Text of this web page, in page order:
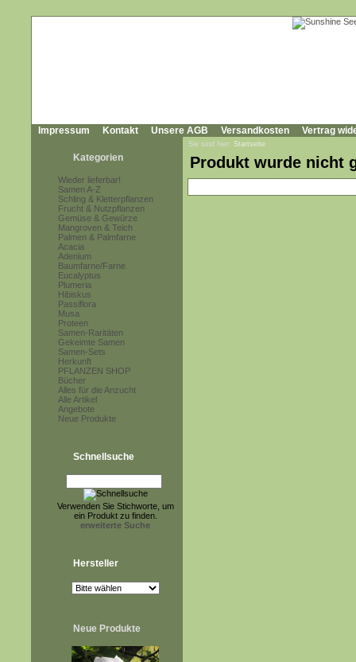
Impressum Kontakt Unsere AGB Versandkosten Vertrag
Kategorien
Wieder lieferbar!
Samen A-Z
Schling & Kletterpflanzen
Frucht & Nutzpflanzen
Gemüse & Gewürze
Mangroven & Teich
Palmen & Palmfarne
Acacia
Adenium
Baumfarne/Farne
Eucalyptus
Plumeria
Hibiskus
Passiflora
Musa
Proteen
Samen-Raritäten
Gekeimte Samen
Samen-Sets
Herkunft
PFLANZEN SHOP
Bücher
Alles für die Anzucht
Alle Artikel
Angebote
Neue Produkte
Schnellsuche
Verwenden Sie Stichworte, um
ein Produkt zu finden.
erweiterte Suche
Hersteller
Neue Produkte
Sie sind hier: Startseite
Produkt wurde nicht